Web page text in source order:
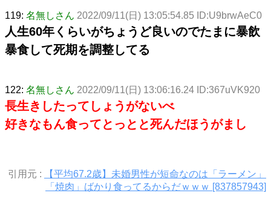
119: 名無しさん 2022/09/11(日) 13:05:54.85 ID:U9brwAeC0
人生60年くらいがちょうど良いのでたまに暴飲
暴食して死期を調整してる
122: 名無しさん 2022/09/11(日) 13:06:16.24 ID:367uVK920
長生きしたってしょうがないべ
好きなもん食ってとっとと死んだほうがまし
引用元 :
【平均67.2歳】未婚男性が短命なのは「ラーメン」
「焼肉」ばかり食ってるからだｗｗｗ [837857943]